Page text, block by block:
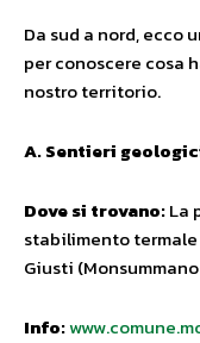
Da sud a nord, ecco
per conoscere cosa
nostro territorio.
A. Sentieri
Dove si trovano:La
stabilimento
Giusti
Info: